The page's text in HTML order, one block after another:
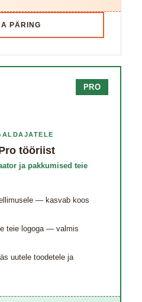
PÄRING
PRO
tööriist
ja pakkumised teie
— kasvab koos
teie logoga — valmis
uutele toodetele ja